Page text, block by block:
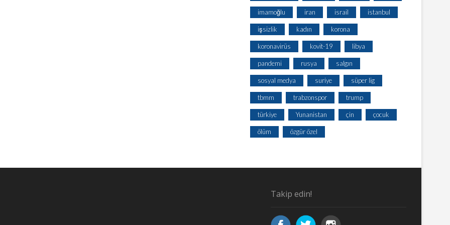
imamoğlu iran israil istanbul
işsizlik kadın korona
koronavirüs kovit-19 libya
pandemi rusya salgın
sosyal medya suriye süper lig
tbmm trabzonspor trump
türkiye Yunanistan çin çocuk
ölüm özgür özel
Takip edin!